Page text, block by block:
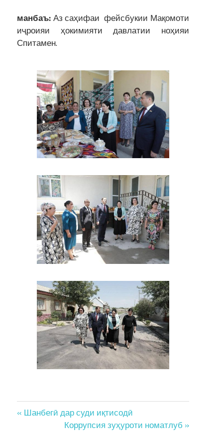
манбаъ:Аз саҳифаи фейсбукии Мақомоти
иҷроияи ҳокимияти давлатии ноҳияи
Спитамен.
Post
navigation
« Шанбегӣ дар суди иқтисодӣ
Коррупсия зуҳуроти номатлуб »